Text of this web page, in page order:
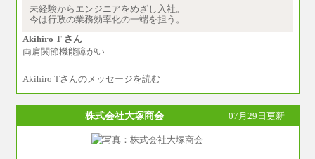
（2）一般事務
月給210,000円～350,000円
※地域や業務内容によって変動があります
（3）庶務/軽作業
月給220,000円～250,000円
※試用期間中も給与に変更はございません
未経験からエンジニアをめざし入社。
今は行政の業務効率化の一端を担う。
Akihiro T さん
両肩関節機能障がい
Akihiro Tさんのメッセージを読む
株式会社大塚商会 07月29日更新